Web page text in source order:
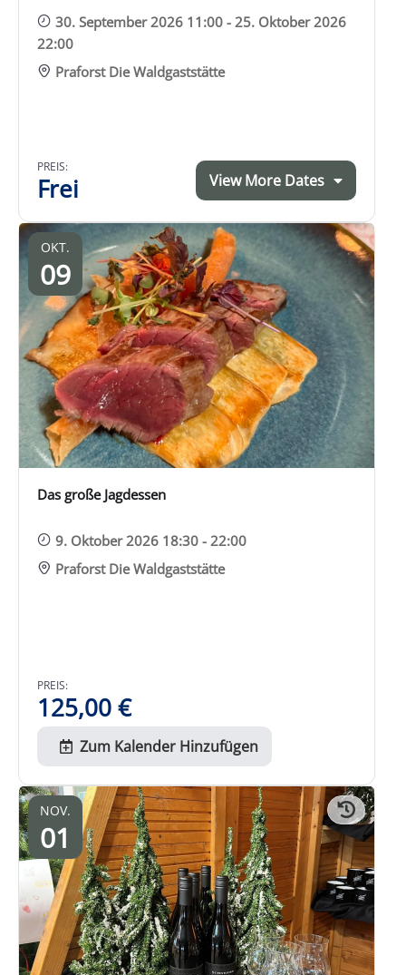
30. September 2026 11:00 - 25. Oktober 2026
22:00
Praforst Die Waldgaststätte
PREIS:
Frei View More Dates
OKT.
09
Das große Jagdessen
9. Oktober 2026 18:30 - 22:00
Praforst Die Waldgaststätte
PREIS:
125,00€
Zum Kalender Hinzufügen
NOV.
01